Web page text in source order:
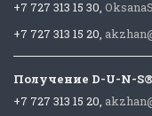
+7 727 313 15 30,
+7 727 313 15 20,
Получение D-U-N-
+7 727 313 15 20,